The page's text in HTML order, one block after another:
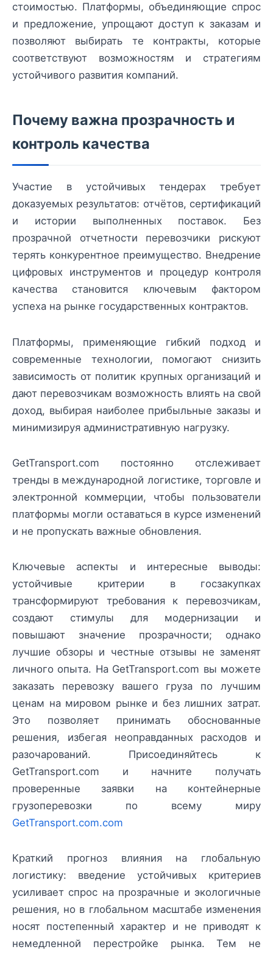
стоимостью. Платформы, объединяющие спрос
и предложение, упрощают доступ к заказам и
позволяют выбирать те контракты, которые
соответствуют возможностям и стратегиям
устойчивого развития компаний.
Почему важна прозрачность и
контроль качества
Участие в устойчивых тендерах требует
доказуемых результатов: отчётов, сертификаций
и истории выполненных поставок. Без
прозрачной отчетности перевозчики рискуют
терять конкурентное преимущество. Внедрение
цифровых инструментов и процедур контроля
качества становится ключевым фактором
успеха на рынке государственных контрактов.
Платформы, применяющие гибкий подход и
современные технологии, помогают снизить
зависимость от политик крупных организаций и
дают перевозчикам возможность влиять на свой
доход, выбирая наиболее прибыльные заказы и
минимизируя административную нагрузку.
GetTransport.com постоянно отслеживает
тренды в международной логистике, торговле и
электронной коммерции, чтобы пользователи
платформы могли оставаться в курсе изменений
и не пропускать важные обновления.
Ключевые аспекты и интересные выводы:
устойчивые критерии в госзакупках
трансформируют требования к перевозчикам,
создают стимулы для модернизации и
повышают значение прозрачности; однако
лучшие обзоры и честные отзывы не заменят
личного опыта. На GetTransport.com вы можете
заказать перевозку вашего груза по лучшим
ценам на мировом рынке и без лишних затрат.
Это позволяет принимать обоснованные
решения, избегая неоправданных расходов и
разочарований. Присоединяйтесь к
GetTransport.com и начните получать
проверенные заявки на контейнерные
грузоперевозки по всему миру
GetTransport.com.com
Краткий прогноз влияния на глобальную
логистику: введение устойчивых критериев
усиливает спрос на прозрачные и экологичные
решения, но в глобальном масштабе изменения
носят постепенный характер и не приводят к
немедленной перестройке рынка. Тем не